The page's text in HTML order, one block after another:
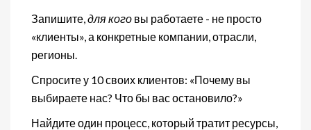
Запишите, для кого вы работаете - не просто
«клиенты», а конкретные компании, отрасли,
регионы.
Спросите у 10 своих клиентов: «Почему вы
выбираете нас? Что бы вас остановило?»
Найдите один процесс, который тратит ресурсы,